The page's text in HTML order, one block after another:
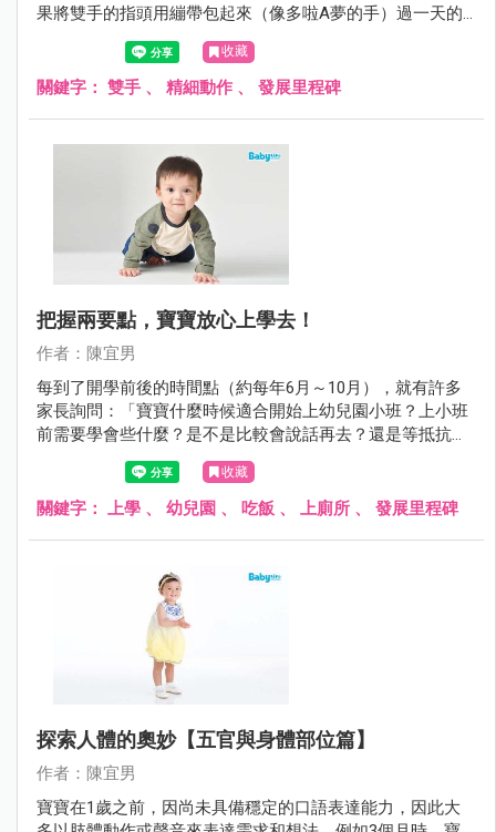
果將雙手的指頭用繃帶包起來（像多啦A夢的手）過一天的
生活，會有哪些事情不方便？又會帶來什麼樣的困擾？我
想，光是早上起床後，掀開被子、打開廁所的門、脫褲子上
廁所、刷牙洗臉等一天開始且最熟悉、簡單不過的活動，都
收藏
關鍵字： 雙手 、 精細動作 、 發展里程碑
把握兩要點，寶寶放心上學去！
作者：陳宜男
每到了開學前後的時間點（約每年6月～10月），就有許多
家長詢問：「寶寶什麼時候適合開始上幼兒園小班？上小班
前需要學會些什麼？是不是比較會說話再去？還是等抵抗力
強一點再去呢？」
收藏
關鍵字： 上學 、 幼兒園 、 吃飯 、 上廁所 、 發展里程碑
探索人體的奧妙【五官與身體部位篇】
作者：陳宜男
寶寶在1歲之前，因尚未具備穩定的口語表達能力，因此大